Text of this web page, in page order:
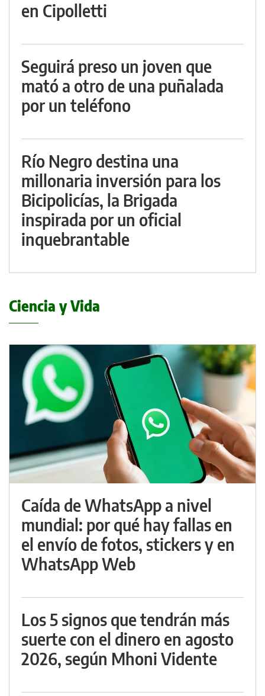
en Cipolletti
Seguirá preso un joven que
mató a otro de una puñalada
por un teléfono
Río Negro destina una
millonaria inversión para los
Bicipolicías, la Brigada
inspirada por un oficial
inquebrantable
Ciencia y Vida
Caída de WhatsApp a nivel
mundial: por qué hay fallas en
el envío de fotos, stickers y en
WhatsApp Web
Los 5 signos que tendrán más
suerte con el dinero en agosto
2026, según Mhoni Vidente